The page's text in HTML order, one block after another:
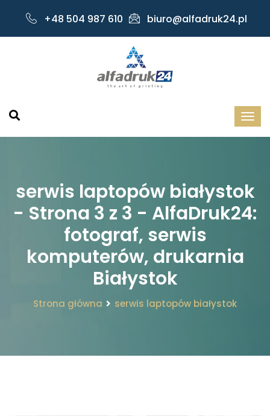
+48 504 987 610 biuro@alfadruk24.pl
serwis laptopów białystok
- Strona 3 z 3 - AlfaDruk24:
fotograf, serwis
komputerów, drukarnia
Białystok
Strona główna serwis laptopów białystok